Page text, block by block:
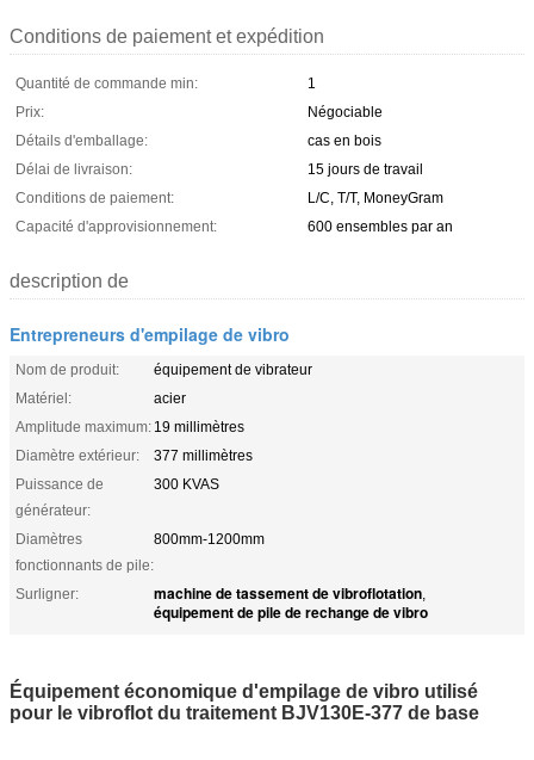
Conditions de paiement et expédition
Quantité de commande min:
1
Prix:
Négociable
Détails d'emballage:
cas en bois
Délai de livraison:
15 jours de travail
Conditions de paiement:
L/C, T/T, MoneyGram
Capacité d'approvisionnement:
600 ensembles par an
description de
Entrepreneurs d'empilage de vibro
Nom de produit:
équipement de vibrateur
Matériel:
acier
Amplitude maximum: 19 millimètres
Diamètre extérieur:
377 millimètres
Puissance de
générateur:
300 KVAS
Diamètres
fonctionnants de pile:
800mm-1200mm
Surligner: machine de tassement de vibroflotation,
équipement de pile de rechange de vibro
Équipement économique d'empilage de vibro utilisé
pour le vibroflot du traitement BJV130E-377 de base